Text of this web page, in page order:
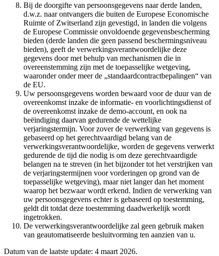
Bij de doorgifte van persoonsgegevens naar derde landen,
d.w.z. naar ontvangers die buiten de Europese Economische
Ruimte of Zwitserland zijn gevestigd, in landen die volgens
de Europese Commissie onvoldoende gegevensbescherming
bieden (derde landen die geen passend beschermingsniveau
bieden), geeft de verwerkingsverantwoordelijke deze
gegevens door met behulp van mechanismen die in
overeenstemming zijn met de toepasselijke wetgeving,
waaronder onder meer de „standaardcontractbepalingen“ van
de EU.
Uw persoonsgegevens worden bewaard voor de duur van de
overeenkomst inzake de informatie- en voorlichtingsdienst of
de overeenkomst inzake de demo-account, en ook na
beëindiging daarvan gedurende de wettelijke
verjaringstermijn. Voor zover de verwerking van gegevens is
gebaseerd op het gerechtvaardigd belang van de
verwerkingsverantwoordelijke, worden de gegevens verwerkt
gedurende de tijd die nodig is om deze gerechtvaardigde
belangen na te streven (in het bijzonder tot het verstrijken van
de verjaringstermijnen voor vorderingen op grond van de
toepasselijke wetgeving), maar niet langer dan het moment
waarop het bezwaar wordt erkend. Indien de verwerking van
uw persoonsgegevens echter is gebaseerd op toestemming,
geldt dit totdat deze toestemming daadwerkelijk wordt
ingetrokken.
De verwerkingsverantwoordelijke zal geen gebruik maken
van geautomatiseerde besluitvorming ten aanzien van u.
Datum van de laatste update: 4 maart 2026.